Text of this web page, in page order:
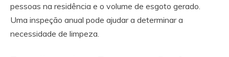
pessoas na residência e o volume de esgoto gerado.
Uma inspeção anual pode ajudar a determinar a
necessidade de limpeza.